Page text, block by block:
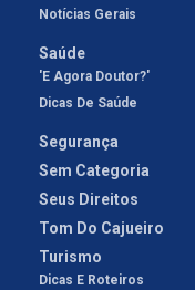
Notícias Gerais
Saúde
'E Agora Doutor?'
Dicas De Saúde
Segurança
Sem Categoria
Seus Direitos
Tom Do Cajueiro
Turismo
Dicas E Roteiros